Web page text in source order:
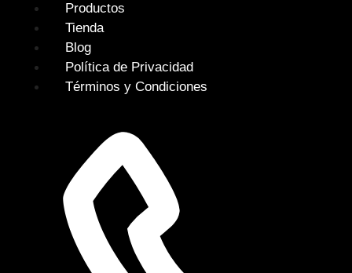
Productos
Tienda
Blog
Política de Privacidad
Términos y Condiciones